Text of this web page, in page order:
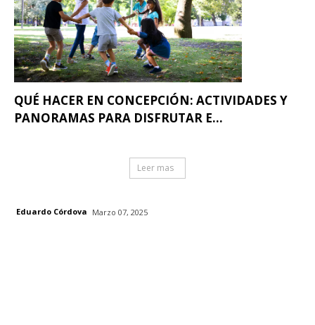
QUÉ HACER EN CONCEPCIÓN: ACTIVIDADES Y
PANORAMAS PARA DISFRUTAR E...
Leer mas
Eduardo Córdova Marzo 07, 2025